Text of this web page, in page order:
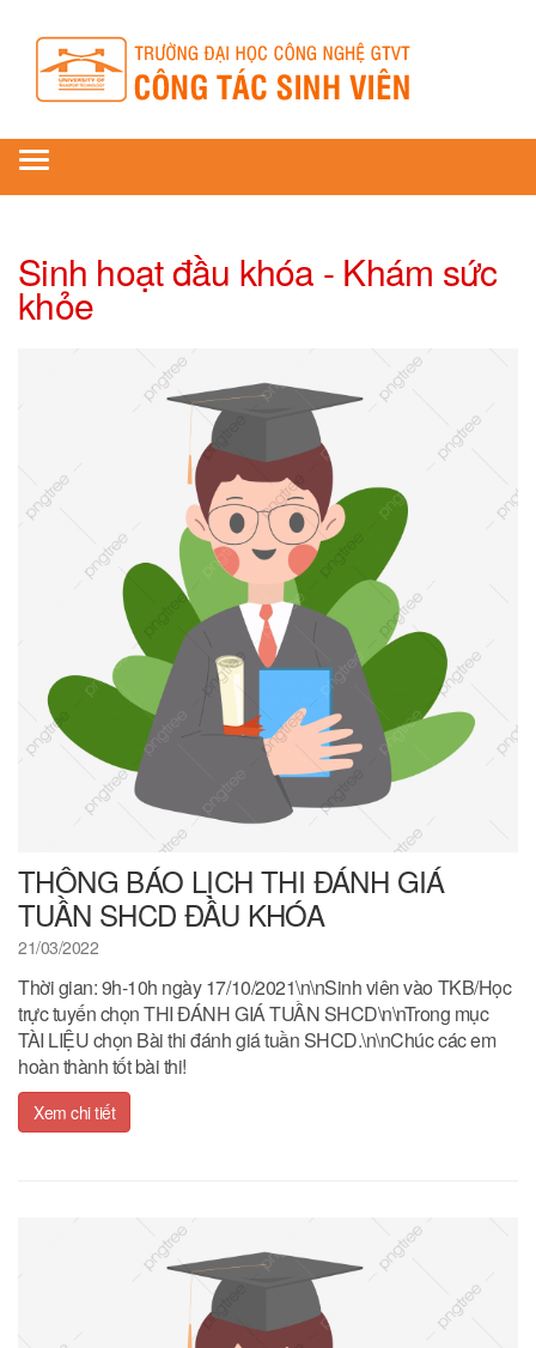
Toggle
Sinh hoạt đầu khóa - Khám sức
khỏe
THÔNG BÁO LỊCH THI ĐÁNH GIÁ
TUẦN SHCD ĐẦU KHÓA
21/03/2022
Thời gian: 9h-10h ngày 17/10/2021\n\nSinh viên vào TKB/Học
trực tuyến chọn THI ĐÁNH GIÁ TUẦN SHCD\n\nTrong mục
TÀI LIỆU chọn Bài thi đánh giá tuần SHCD.\n\nChúc các em
hoàn thành tốt bài thi!
Xem chi tiết